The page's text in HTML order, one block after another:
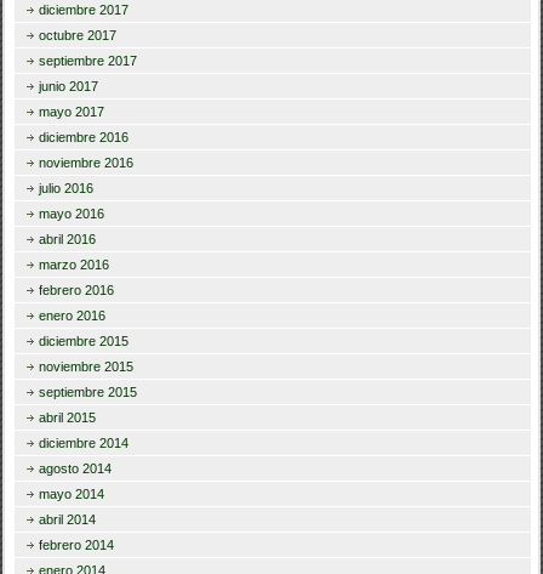
diciembre 2017
octubre 2017
septiembre 2017
junio 2017
mayo 2017
diciembre 2016
noviembre 2016
julio 2016
mayo 2016
abril 2016
marzo 2016
febrero 2016
enero 2016
diciembre 2015
noviembre 2015
septiembre 2015
abril 2015
diciembre 2014
agosto 2014
mayo 2014
abril 2014
febrero 2014
enero 2014